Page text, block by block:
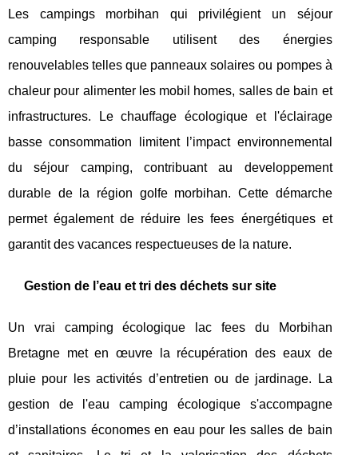
Les campings morbihan qui privilégient un séjour
camping responsable utilisent des énergies
renouvelables telles que panneaux solaires ou pompes à
chaleur pour alimenter les mobil homes, salles de bain et
infrastructures. Le chauffage écologique et l'éclairage
basse consommation limitent l’impact environnemental
du séjour camping, contribuant au developpement
durable de la région golfe morbihan. Cette démarche
permet également de réduire les fees énergétiques et
garantit des vacances respectueuses de la nature.
Gestion de l’eau et tri des déchets sur site
Un vrai camping écologique lac fees du Morbihan
Bretagne met en œuvre la récupération des eaux de
pluie pour les activités d’entretien ou de jardinage. La
gestion de l'eau camping écologique s'accompagne
d’installations économes en eau pour les salles de bain